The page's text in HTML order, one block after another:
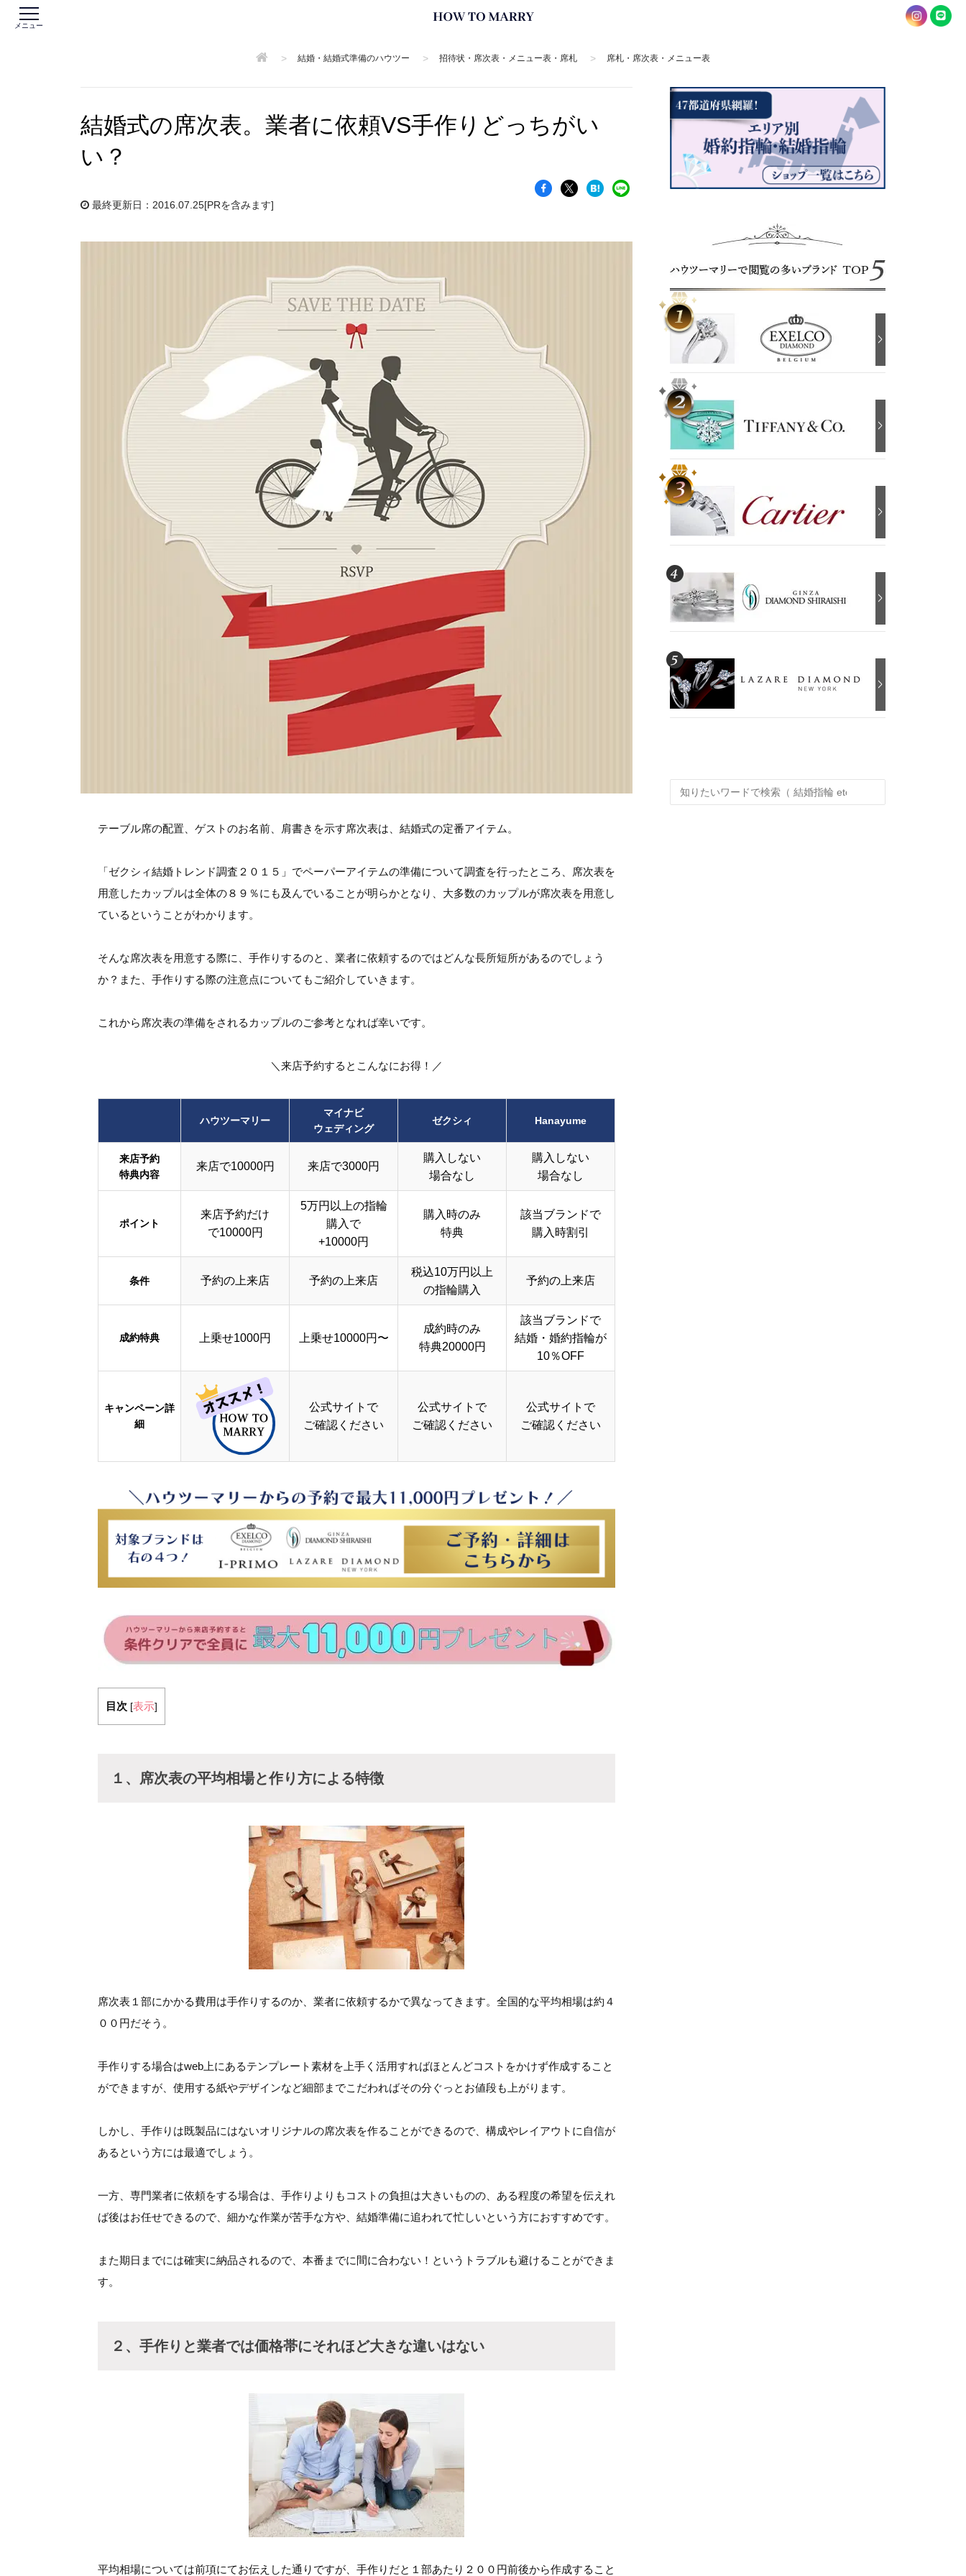
メニュー
> 結婚・結婚式準備のハウツー > 招待状・席次表・メニュー表・席札 > 席札・席次表・メニュー表
結婚式の席次表。業者に依頼VS手作りどっちがい
い？
最終更新日：2016.07.25[PRを含みます]
テーブル席の配置、ゲストのお名前、肩書きを示す席次表は、結婚式の定番アイテム。
「ゼクシィ結婚トレンド調査２０１５」でペーパーアイテムの準備について調査を行ったところ、席次表を
用意したカップルは全体の８９％にも及んでいることが明らかとなり、大多数のカップルが席次表を用意し
ているということがわかります。
そんな席次表を用意する際に、手作りするのと、業者に依頼するのではどんな長所短所があるのでしょう
か？また、手作りする際の注意点についてもご紹介していきます。
これから席次表の準備をされるカップルのご参考となれば幸いです。
＼来店予約するとこんなにお得！／
ハウツーマリー
マイナビ
ウェディング
ゼクシィ Hanayume
来店予約
特典内容
来店で10000円 来店で3000円
購入しない
場合なし
購入しない
場合なし
ポイント
来店予約だけ
で10000円
5万円以上の指輪
購入で
+10000円
購入時のみ
特典
該当ブランドで
購入時割引
条件 予約の上来店 予約の上来店
税込10万円以上
の指輪購入
予約の上来店
成約特典 上乗せ1000円 上乗せ10000円〜
成約時のみ
特典20000円
該当ブランドで
結婚・婚約指輪が
10％OFF
キャンペーン詳
細
公式サイトで
ご確認ください
公式サイトで
ご確認ください
公式サイトで
ご確認ください
目次 [表示]
１、席次表の平均相場と作り方による特徴
席次表１部にかかる費用は手作りするのか、業者に依頼するかで異なってきます。全国的な平均相場は約４
００円だそう。
手作りする場合はweb上にあるテンプレート素材を上手く活用すればほとんどコストをかけず作成すること
ができますが、使用する紙やデザインなど細部までこだわればその分ぐっとお値段も上がります。
しかし、手作りは既製品にはないオリジナルの席次表を作ることができるので、構成やレイアウトに自信が
あるという方には最適でしょう。
一方、専門業者に依頼をする場合は、手作りよりもコストの負担は大きいものの、ある程度の希望を伝えれ
ば後はお任せできるので、細かな作業が苦手な方や、結婚準備に追われて忙しいという方におすすめです。
また期日までには確実に納品されるので、本番までに間に合わない！というトラブルも避けることができま
す。
２、手作りと業者では価格帯にそれほど大きな違いはない
平均相場については前項にてお伝えした通りですが、手作りだと１部あたり２００円前後から作成すること